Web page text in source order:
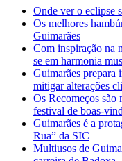
Onde ver o eclipse
Os melhores
Guimarães
Com inspiração na
se em harmonia
Guimarães prepara
mitigar alterações
Os Recomeços são
festival de boas-
Guimarães é a
Rua” da SIC
Multiusos de